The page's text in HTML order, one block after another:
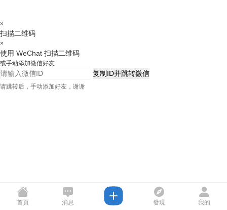
×
扫描二维码
×
使用 WeChat 扫描二维码
或手动添加微信好友
复制ID并跳转微信
请跳转后，手动添加好友，谢谢
首頁 消息 發現 我的